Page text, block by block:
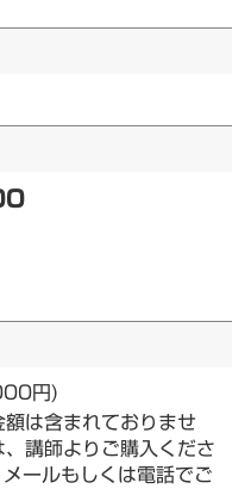
円)
は含まれておりませ
講師よりご購入くださ
ールもしくは電話でご